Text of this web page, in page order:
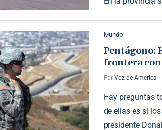
Mundo
Pentágono:
frontera
Por Voz de America
Hay preguntas
de ellas es si
presidente